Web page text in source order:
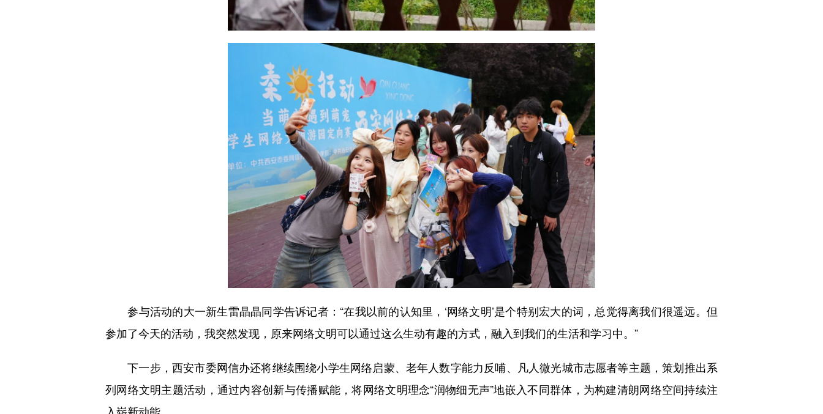
参与活动的大一新生雷晶晶同学告诉记者：“在我以前的认知里，‘网络文明’是个特别宏大的词，总觉得离我们很遥远。但
参加了今天的活动，我突然发现，原来网络文明可以通过这么生动有趣的方式，融入到我们的生活和学习中。”
下一步，西安市委网信办还将继续围绕小学生网络启蒙、老年人数字能力反哺、凡人微光城市志愿者等主题，策划推出系
列网络文明主题活动，通过内容创新与传播赋能，将网络文明理念“润物细无声”地嵌入不同群体，为构建清朗网络空间持续注
入崭新动能。